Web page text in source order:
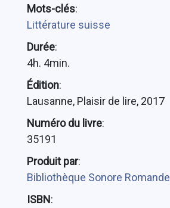
Mots-clés:
Littérature suisse
Durée:
4h. 4min.
Édition:
Lausanne, Plaisir de lire, 2017
Numéro du livre:
35191
Produit par:
Bibliothèque Sonore Romande
ISBN: